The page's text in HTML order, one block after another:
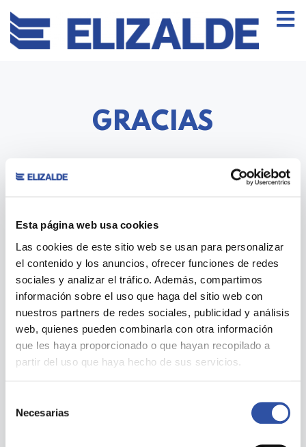
Esta página web usa cookies
Las cookies de este sitio web se usan para personalizar
el contenido y los anuncios, ofrecer funciones de redes
sociales y analizar el tráfico. Además, compartimos
información sobre el uso que haga del sitio web con
nuestros partners de redes sociales, publicidad y análisis
web, quienes pueden combinarla con otra información
que les haya proporcionado o que hayan recopilado a
partir del uso que haya hecho de sus servicios.
Necesarias
GRACIAS
Hemos recibido tu solicitud del
formulario Contacto.En breve nos
pondremos en contacto contigo.
Muchas gracias.